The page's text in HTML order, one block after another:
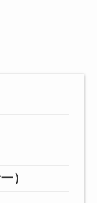
）